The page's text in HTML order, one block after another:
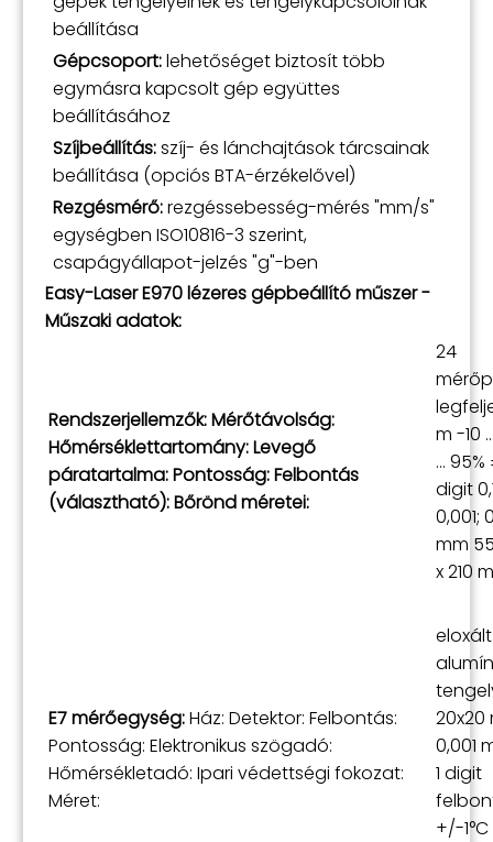
beállítása
Gépcsoport:lehetőséget biztosít több
egymásra kapcsolt gép együttes
beállításához
Szíjbeállítás:szíj- és lánchajtások tárcsainak
beállítása (opciós BTA-érzékelővel)
Rezgésmérő:rezgéssebesség-mérés "mm/s"
egységben ISO10816-3 szerint,
csapágyállapot-jelzés "g"-ben
Easy-Laser E970 lézeres gépbeállító műszer -
Műszaki adatok:
Rendszerjellemzők: Mérőtávolság:
Hőmérséklettartomány: Levegő
páratartalma: Pontosság: Felbontás
(választható): Bőrönd méretei:
24
m -10
... 95%
digit
0,001;
mm
x 210
E7 mérőegység:Ház: Detektor: Felbontás:
Pontosság: Elektronikus szögadó:
Hőmérsékletadó: Ipari védettségi fokozat:
Méret:
eloxált
20x20
0,001
1 digit
+/-